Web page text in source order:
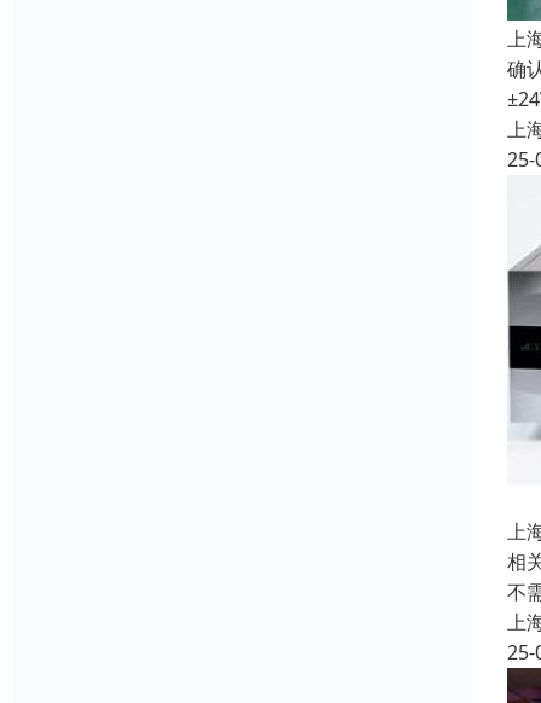
上
确
上
25-
上
相
不
上
25-